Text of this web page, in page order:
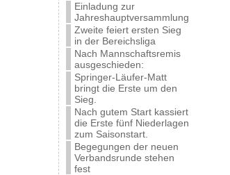
Einladung zur
Jahreshauptversammlung
Zweite feiert ersten Sieg
in der Bereichsliga
Nach Mannschaftsremis
ausgeschieden:
Springer-Läufer-Matt
bringt die Erste um den
Sieg.
Nach gutem Start kassiert
die Erste fünf Niederlagen
zum Saisonstart.
Begegungen der neuen
Verbandsrunde stehen
fest